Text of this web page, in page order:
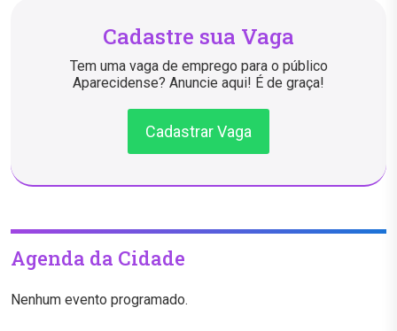
Cadastre sua Vaga
Tem uma vaga de emprego para o público
Aparecidense? Anuncie aqui! É de graça!
Cadastrar Vaga
Agenda da Cidade
Nenhum evento programado.